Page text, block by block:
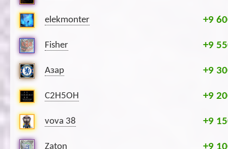
elekmonter +9
Fisher +9
Азар +9
C2H5OH +9
vova 38 +9
Zaton